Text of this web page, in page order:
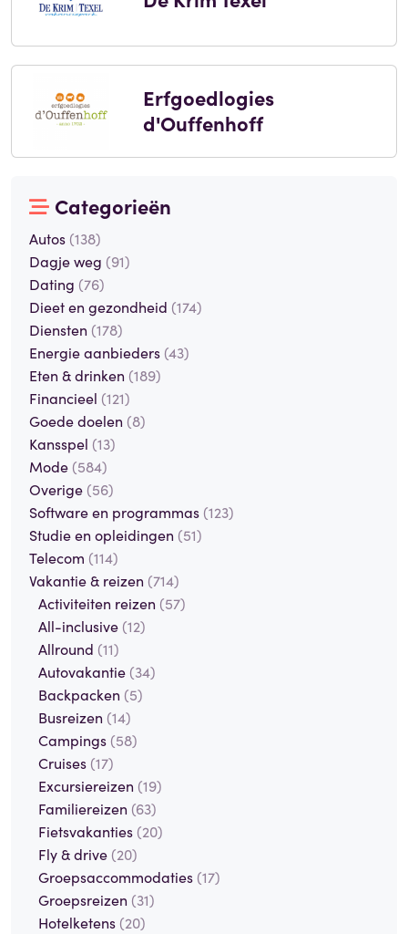
Erfgoedlogies
d'Ouffenhoff
Categorieën
Autos (138)
Dagje weg (91)
Dating (76)
Dieet en gezondheid (174)
Diensten (178)
Energie aanbieders (43)
Eten & drinken (189)
Financieel (121)
Goede doelen (8)
Kansspel (13)
Mode (584)
Overige (56)
Software en programmas (123)
Studie en opleidingen (51)
Telecom (114)
Vakantie & reizen (714)
Activiteiten reizen (57)
All-inclusive (12)
Allround (11)
Autovakantie (34)
Backpacken (5)
Busreizen (14)
Campings (58)
Cruises (17)
Excursiereizen (19)
Familiereizen (63)
Fietsvakanties (20)
Fly & drive (20)
Groepsaccommodaties (17)
Groepsreizen (31)
Hotelketens (20)